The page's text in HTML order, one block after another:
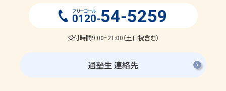
フリーコール
0120-54-5259
受付時間9:00~21:00（土日祝含む）
通塾生 連絡先